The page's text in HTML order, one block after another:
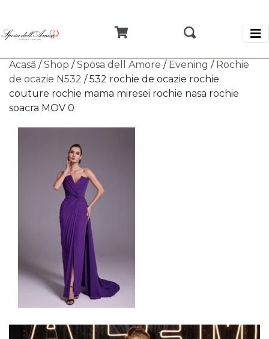
Acasă /Shop /Sposa dell Amore / Evening / Rochie
de ocazie N532 / 532 rochie de ocazie rochie
couture rochie mama miresei rochie nasa rochie
soacra MOV 0